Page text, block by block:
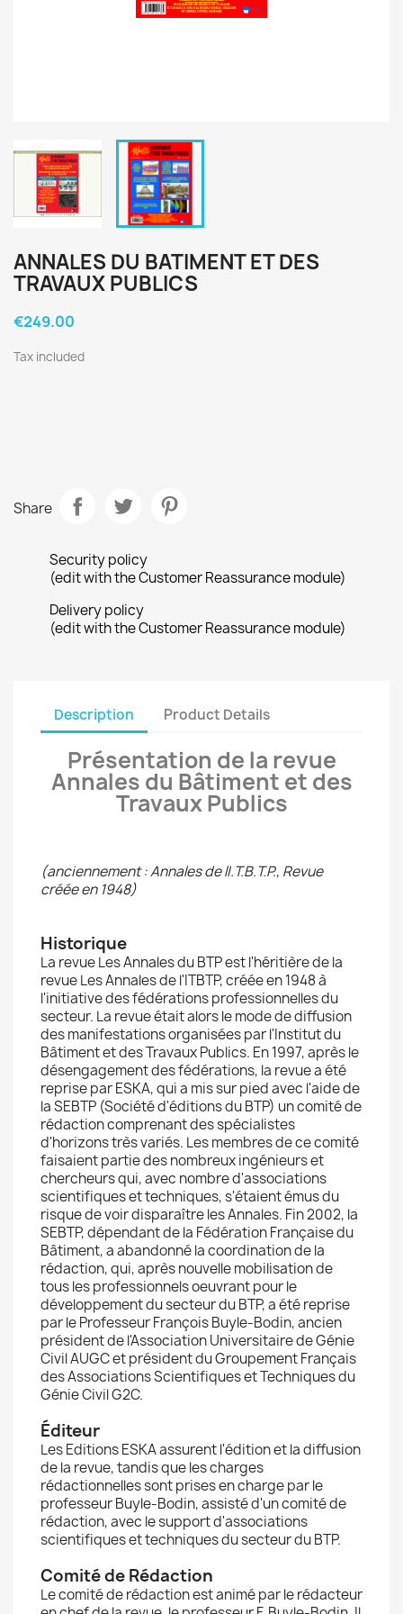
ANNALES DU BATIMENT ET DES
TRAVAUX PUBLICS
€249.00
Tax included
Share
Security policy
(edit with the Customer Reassurance module)
Delivery policy
(edit with the Customer Reassurance module)
Description Product Details
Présentation de la revue
Annales du Bâtiment et des
Travaux Publics
(anciennement : Annales de lI.T.B.T.P., Revue
créée en 1948)
Historique
La revue Les Annales du BTP est l'héritière de la
revue Les Annales de l'ITBTP, créée en 1948 à
l'initiative des fédérations professionnelles du
secteur. La revue était alors le mode de diffusion
des manifestations organisées par l'Institut du
Bâtiment et des Travaux Publics. En 1997, après le
désengagement des fédérations, la revue a été
reprise par ESKA, qui a mis sur pied avec l'aide de
la SEBTP (Société d'éditions du BTP) un comité de
rédaction comprenant des spécialistes
d'horizons très variés. Les membres de ce comité
faisaient partie des nombreux ingénieurs et
chercheurs qui, avec nombre d'associations
scientifiques et techniques, s'étaient émus du
risque de voir disparaître les Annales. Fin 2002, la
SEBTP, dépendant de la Fédération Française du
Bâtiment, a abandonné la coordination de la
rédaction, qui, après nouvelle mobilisation de
tous les professionnels oeuvrant pour le
développement du secteur du BTP, a été reprise
par le Professeur François Buyle-Bodin, ancien
président de l'Association Universitaire de Génie
Civil AUGC et président du Groupement Français
des Associations Scientifiques et Techniques du
Génie Civil G2C.
Éditeur
Les Editions ESKA assurent l'édition et la diffusion
de la revue, tandis que les charges
rédactionnelles sont prises en charge par le
professeur Buyle-Bodin, assisté d'un comité de
rédaction, avec le support d'associations
scientifiques et techniques du secteur du BTP.
Comité de Rédaction
Le comité de rédaction est animé par le rédacteur